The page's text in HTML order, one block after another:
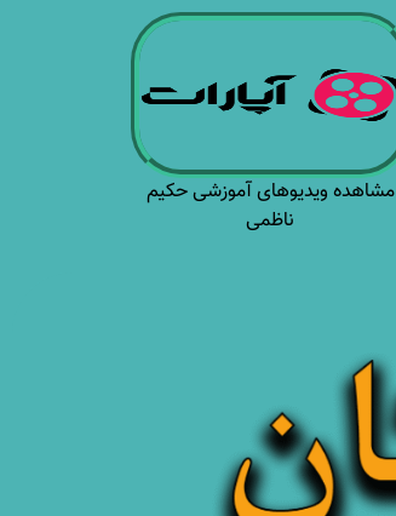
مشاهده ویدیوهای آموزشی حکیم
ناظمی